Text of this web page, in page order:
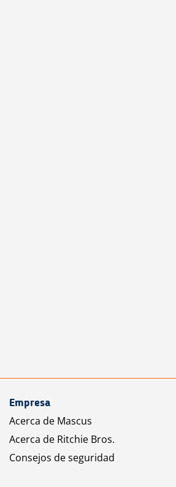
Empresa
Acerca de Mascus
Acerca de Ritchie Bros.
Consejos de seguridad